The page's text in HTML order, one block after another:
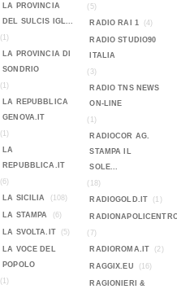
LA PROVINCIA
DEL SULCIS IGL...
(1)
LA PROVINCIA DI
SONDRIO
(1)
LA REPUBBLICA
GENOVA.IT
(1)
LA
REPUBBLICA.IT
(6)
LA SICILIA
(108)
LA STAMPA (6)
LA SVOLTA.IT (5)
LA VOCE DEL
POPOLO
(1)
(5)
RADIO RAI 1
(4)
RADIO STUDIO90
ITALIA
(3)
RADIO TNS NEWS
ON-LINE
(1)
RADIOCOR AG.
STAMPA IL
SOLE...
(18)
RADIOGOLD.IT
(1)
(7)
RADIOROMA.IT
(2)
RAGGIX.EU (16)
RAGIONIERI &